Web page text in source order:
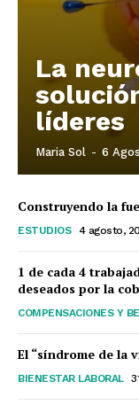
La
líderes
Maria Sol - 6
Construyendo la
ESTUDIOS 4 agosto,
1 de cada 4
deseados por la
COMPENSACIONES Y
El “síndrome de la
BIENESTAR LABORAL